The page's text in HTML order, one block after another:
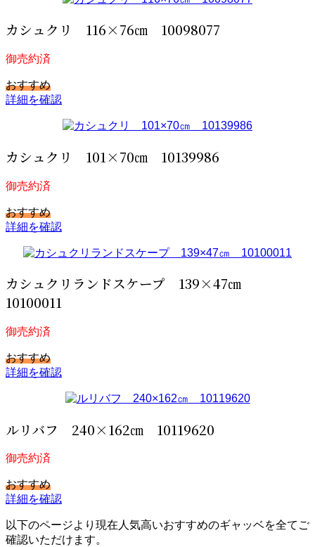
カシュクリ 116×76㎝ 10098077
御売約済
おすすめ
詳細を確認
カシュクリ 101×70㎝ 10139986
御売約済
おすすめ
詳細を確認
カシュクリランドスケープ 139×47㎝
10100011
御売約済
おすすめ
詳細を確認
ルリバフ 240×162㎝ 10119620
御売約済
おすすめ
詳細を確認
以下のページより現在人気高いおすすめのギャッベを全てご
確認いただけます。